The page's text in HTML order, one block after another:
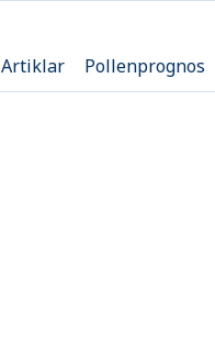
Artiklar Pollenprognos